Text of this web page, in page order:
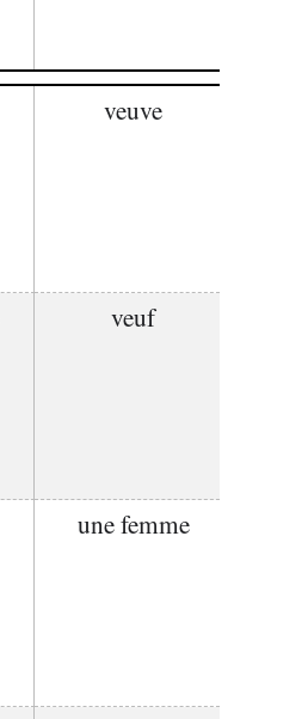
veuve
veuf
une femme